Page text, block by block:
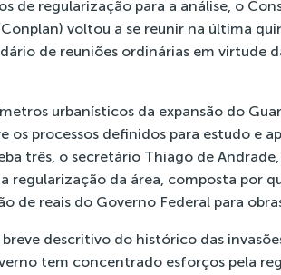
de regularização para a análise, o
voltou a se reunir na última
de reuniões ordinárias em virtude
urbanísticos da expansão do
os processos definidos para estudo e
três, o secretário Thiago de
regularização da área, composta por
de reais do Governo Federal para
descritivo do histórico das
tem concentrado esforços pela